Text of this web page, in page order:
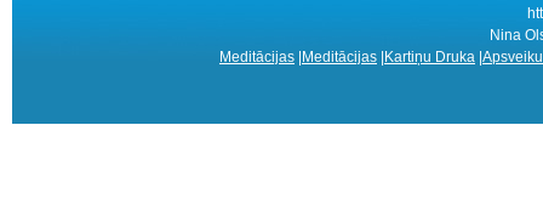
Nina
Meditācijas Meditācijas Kartiņu Druka